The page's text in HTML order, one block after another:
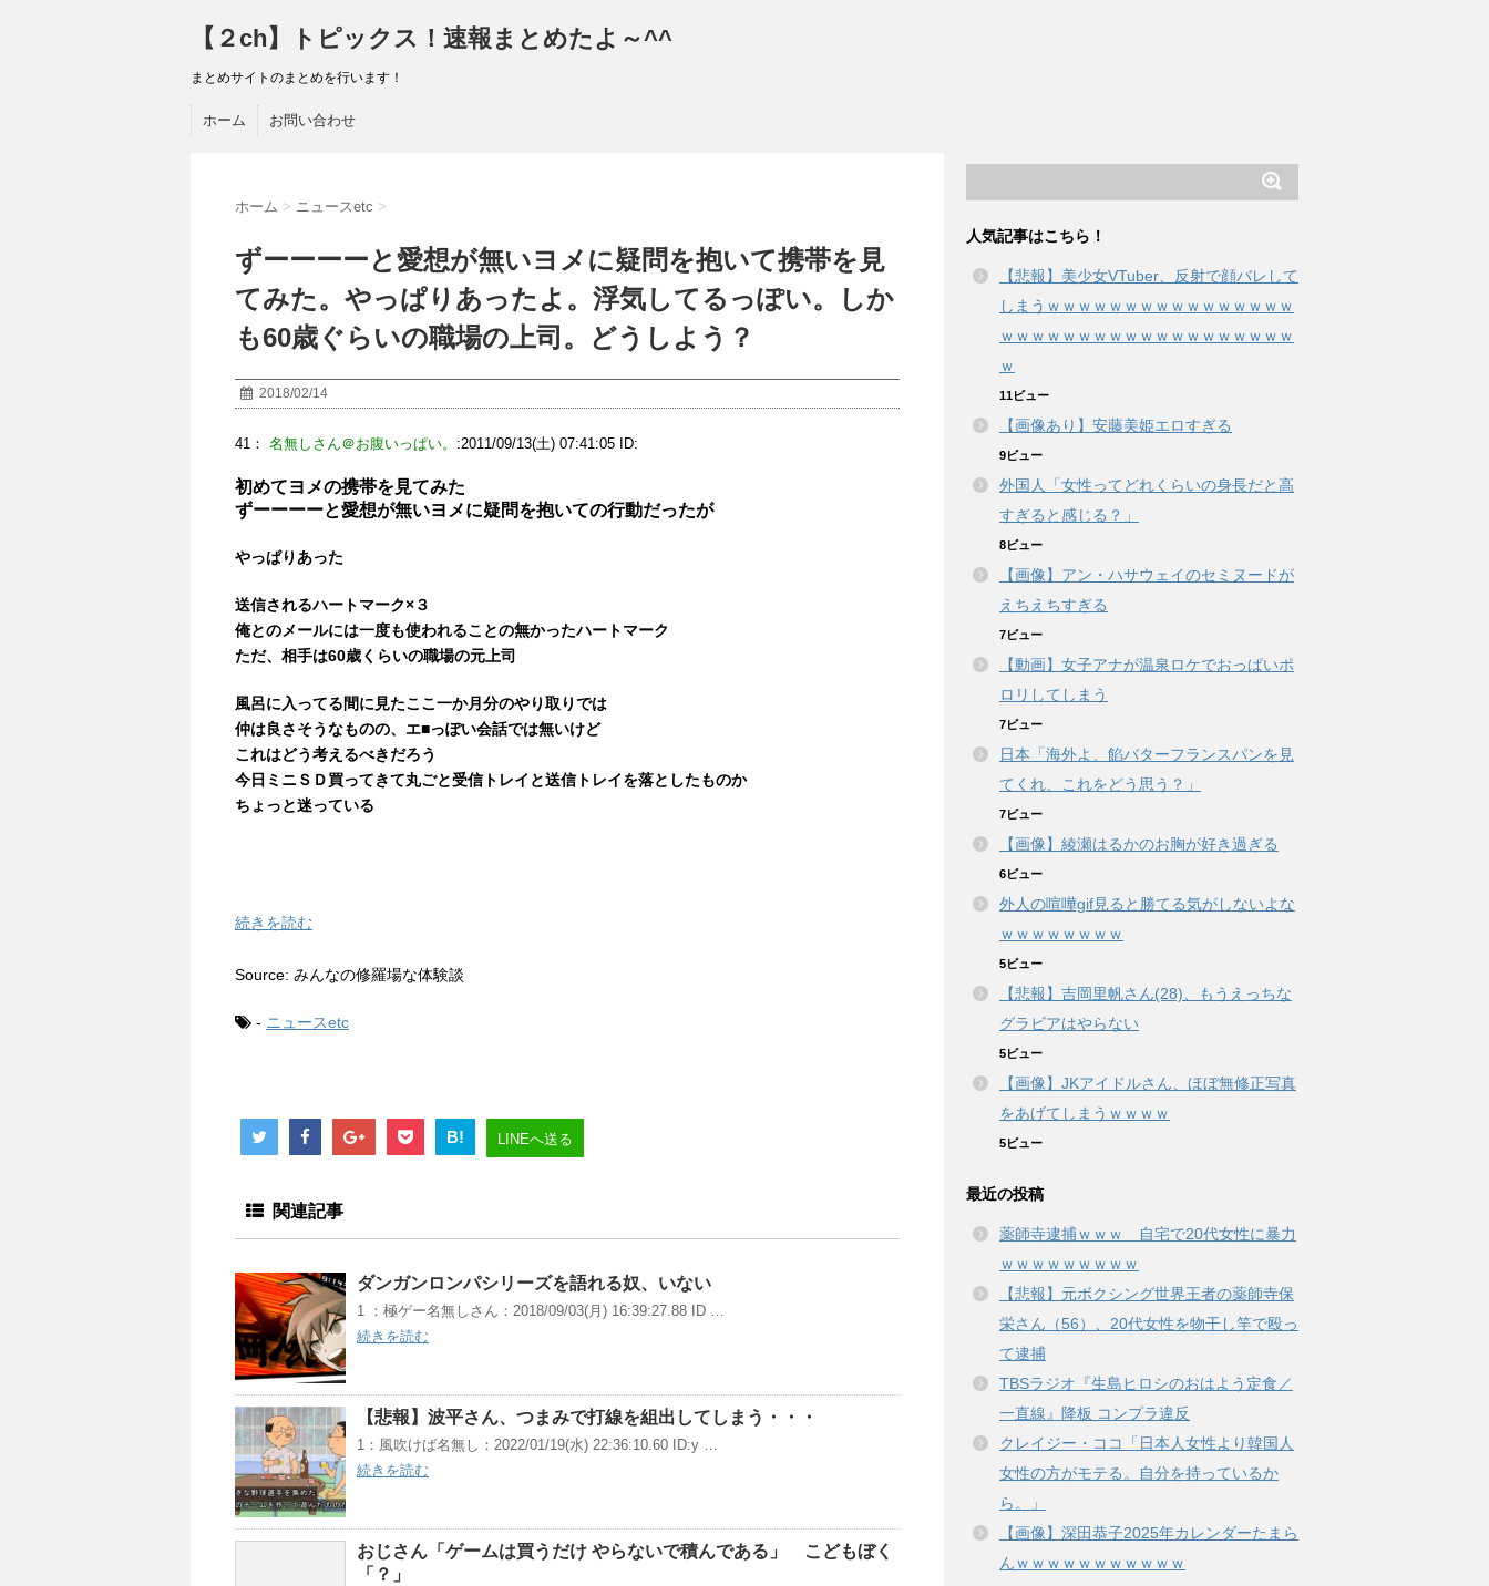
【２ch】トピックス！速報まとめたよ～^^
まとめサイトのまとめを行います！
ホーム お問い合わせ
ホーム > ニュースetc >
ずーーーーと愛想が無いヨメに疑問を抱いて携帯を見
てみた。やっぱりあったよ。浮気してるっぽい。しか
も60歳ぐらいの職場の上司。どうしよう？
2018/02/14
41： 名無しさん＠お腹いっぱい。 :2011/09/13(土) 07:41:05 ID:
初めてヨメの携帯を見てみた
ずーーーーと愛想が無いヨメに疑問を抱いての行動だったが
やっぱりあった
送信されるハートマーク×３
俺とのメールには一度も使われることの無かったハートマーク
ただ、相手は60歳くらいの職場の元上司
風呂に入ってる間に見たここ一か月分のやり取りでは
仲は良さそうなものの、エ■っぽい会話では無いけど
これはどう考えるべきだろう
今日ミニＳＤ買ってきて丸ごと受信トレイと送信トレイを落としたものか
ちょっと迷っている
続きを読む
Source: みんなの修羅場な体験談
- ニュースetc
B! LINEへ送る
関連記事
ダンガンロンパシリーズを語れる奴、いない
1 ：極ゲー名無しさん：2018/09/03(月) 16:39:27.88 ID …
続きを読む
【悲報】波平さん、つまみで打線を組出してしまう・・・
1：風吹けば名無し：2022/01/19(水) 22:36:10.60 ID:y …
続きを読む
おじさん「ゲームは買うだけ やらないで積んである」 こどもぼく
「？」
人気記事はこちら！
【悲報】美少女VTuber、反射で顔バレして
しまうｗｗｗｗｗｗｗｗｗｗｗｗｗｗｗｗ
ｗｗｗｗｗｗｗｗｗｗｗｗｗｗｗｗｗｗｗ
ｗ
11ビュー
【画像あり】安藤美姫エロすぎる
9ビュー
外国人「女性ってどれくらいの身長だと高
すぎると感じる？」
8ビュー
【画像】アン・ハサウェイのセミヌードが
えちえちすぎる
7ビュー
【動画】女子アナが温泉ロケでおっぱいポ
ロリしてしまう
7ビュー
日本「海外よ、餡バターフランスパンを見
てくれ、これをどう思う？」
7ビュー
【画像】綾瀬はるかのお胸が好き過ぎる
6ビュー
外人の喧嘩gif見ると勝てる気がしないよな
ｗｗｗｗｗｗｗｗ
5ビュー
【悲報】吉岡里帆さん(28)、もうえっちな
グラビアはやらない
5ビュー
【画像】JKアイドルさん、ほぼ無修正写真
をあげてしまうｗｗｗｗ
5ビュー
最近の投稿
薬師寺逮捕ｗｗｗ 自宅で20代女性に暴力
ｗｗｗｗｗｗｗｗｗ
【悲報】元ボクシング世界王者の薬師寺保
栄さん（56）、20代女性を物干し竿で殴っ
て逮捕
TBSラジオ『生島ヒロシのおはよう定食／
一直線』降板 コンプラ違反
クレイジー・ココ「日本人女性より韓国人
女性の方がモテる。自分を持っているか
ら。」
【画像】深田恭子2025年カレンダーたまら
んｗｗｗｗｗｗｗｗｗｗｗ